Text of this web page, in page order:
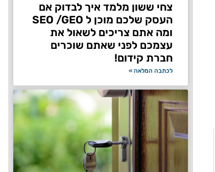
צחי ששון מלמד איך לבדוק אם
העסק שלכם מוכן ל SEO /GEO
ומה אתם צריכים לשאול את
עצמכם לפני שאתם שוכרים
חברת קידום!
לכתבה המלאה »